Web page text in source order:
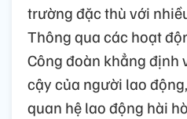
trường đặc thù với
Thông qua các hoạt
Công đoàn khẳng định
cậy của người lao
quan hệ lao động hài